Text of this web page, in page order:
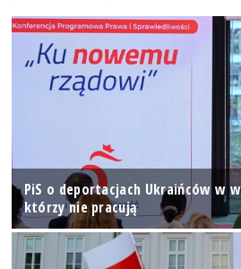
PiS o deportacjach Ukraińców w
którzy nie pracują